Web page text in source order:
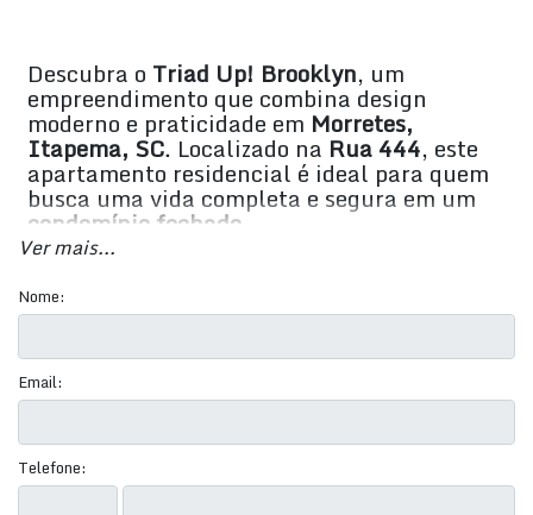
Descubra o Triad Up! Brooklyn, um
empreendimento que combina design
moderno e praticidade em Morretes,
Itapema, SC. Localizado na Rua 444, este
apartamento residencial é ideal para quem
busca uma vida completa e segura em um
condomínio fechado.
Apartamentos com o Espaço Ideal:Com70 m²de área
otimizar seu conforto e bem-estar.
2 Quartos
Ver mais...
Nome:
Email:
Telefone: